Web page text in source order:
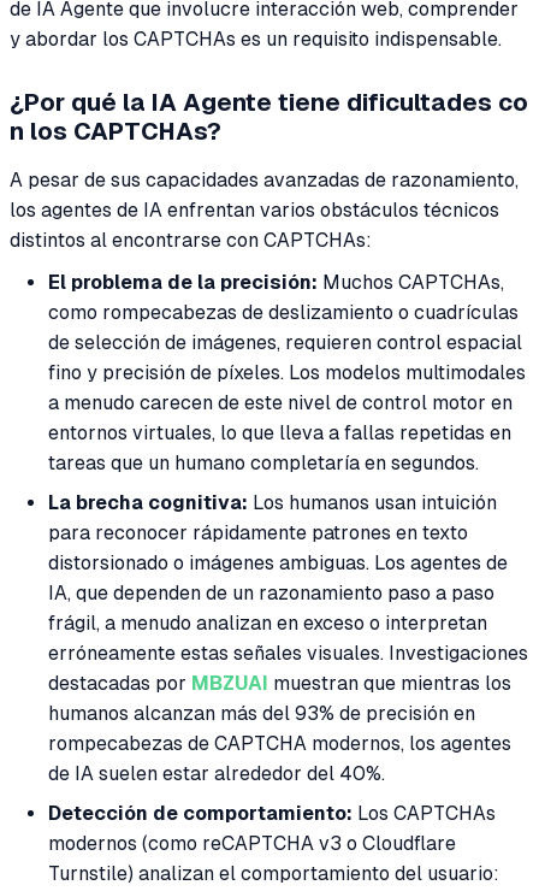
de IA Agente que involucre interacción web, comprender
y abordar los CAPTCHAs es un requisito indispensable.
¿Por qué la IA Agente tiene dificultades co
n los CAPTCHAs?
A pesar de sus capacidades avanzadas de razonamiento,
los agentes de IA enfrentan varios obstáculos técnicos
distintos al encontrarse con CAPTCHAs:
El problema de la precisión: Muchos CAPTCHAs,
como rompecabezas de deslizamiento o cuadrículas
de selección de imágenes, requieren control espacial
fino y precisión de píxeles. Los modelos multimodales
a menudo carecen de este nivel de control motor en
entornos virtuales, lo que lleva a fallas repetidas en
tareas que un humano completaría en segundos.
La brecha cognitiva: Los humanos usan intuición
para reconocer rápidamente patrones en texto
distorsionado o imágenes ambiguas. Los agentes de
IA, que dependen de un razonamiento paso a paso
frágil, a menudo analizan en exceso o interpretan
erróneamente estas señales visuales. Investigaciones
destacadas por MBZUAI muestran que mientras los
humanos alcanzan más del 93% de precisión en
rompecabezas de CAPTCHA modernos, los agentes
de IA suelen estar alrededor del 40%.
Detección de comportamiento: Los CAPTCHAs
modernos (como reCAPTCHA v3 o Cloudflare
Turnstile) analizan el comportamiento del usuario: